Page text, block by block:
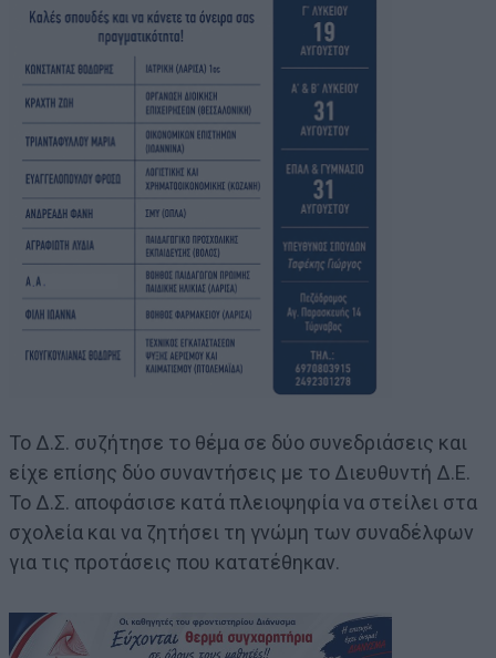
Το Δ.Σ. συζήτησε το θέμα σε δύο συνεδριάσεις και
είχε επίσης δύο συναντήσεις με το Διευθυντή Δ.Ε.
Το Δ.Σ. αποφάσισε κατά πλειοψηφία να στείλει στα
σχολεία και να ζητήσει τη γνώμη των συναδέλφων
για τις προτάσεις που κατατέθηκαν.